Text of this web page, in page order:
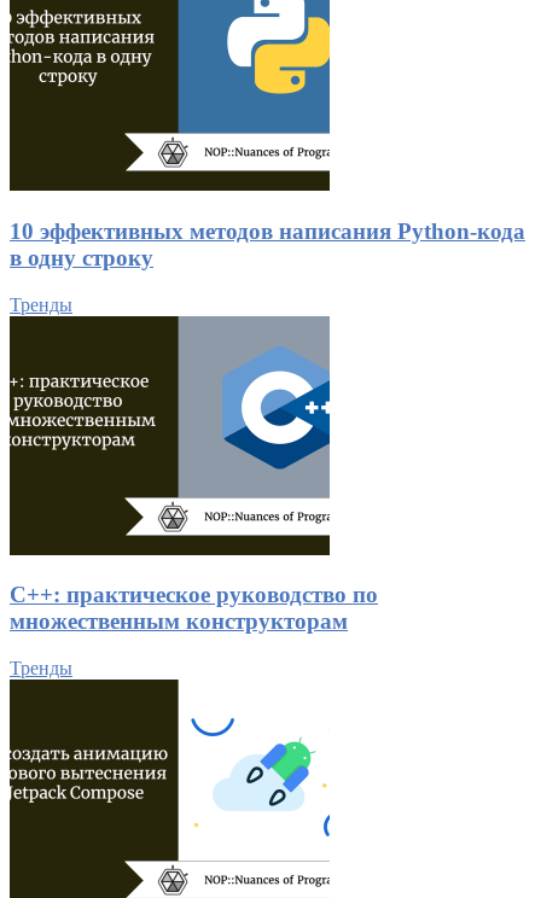
10 эффективных методов написания Python-кода
в одну строку
Тренды
C++: практическое руководство по
множественным конструкторам
Тренды